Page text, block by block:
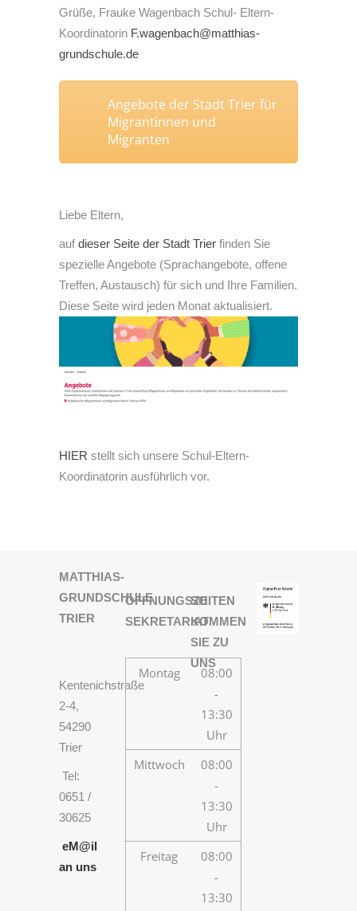
Grüße, Frauke Wagenbach Schul- Eltern-
Koordinatorin F.wagenbach@matthias-
grundschule.de
Angebote der Stadt Trier für
Migrantinnen und
Migranten
Liebe Eltern,
auf dieser Seite der Stadt Trier finden Sie
spezielle Angebote (Sprachangebote, offene
Treffen, Austausch) für sich und Ihre Familien.
Diese Seite wird jeden Monat aktualisiert.
HIER stellt sich unsere Schul-Eltern-
Koordinatorin ausführlich vor.
MATTHIAS-
GRUNDSCHULE
TRIER
Kentenichstraße
2-4,
54290
Trier
Tel:
0651 /
30625
eM@il
an uns
ÖFFNUNGSZEITEN
SEKRETARIAT
Montag
08:00
-
13:30
Uhr
Mittwoch
08:00
-
13:30
Uhr
Freitag
08:00
-
13:30
SO
KOMMEN
SIE ZU
UNS